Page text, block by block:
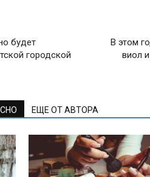
будет
городской
В этом
виол
ЕЩЕ ОТ АВТОРА